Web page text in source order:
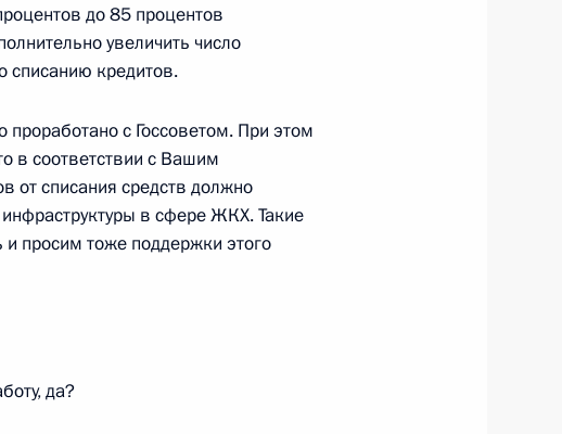
Евтюхиной
министром
до 85 процентов
увеличить число
списанию кредитов.
с Госсоветом. При этом
в соответствии с Вашим
от списания средств должно
в сфере ЖКХ. Такие
просим тоже поддержки этого
да?